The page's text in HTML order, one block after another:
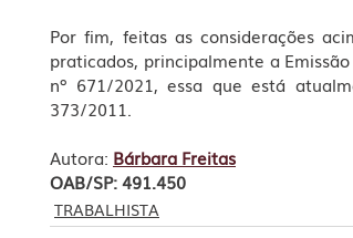
Por fim, feitas as considerações
praticados, principalmente a
nº 671/2021, essa que está
373/2011.
Autora: Bárbara Freitas
OAB/SP: 491.450
TRABALHISTA